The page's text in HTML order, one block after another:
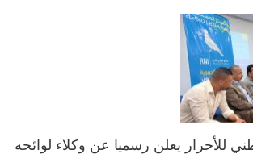
للأحرار يعلن رسميا عن وكلاء لوائحه